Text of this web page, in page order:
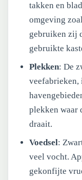
takken en
omgeving
gebruiken zij
gebruikte
Plekken: De
veefabrieken,
plekken waar
draait.
Voedsel:
veel vocht.
gekonfijte